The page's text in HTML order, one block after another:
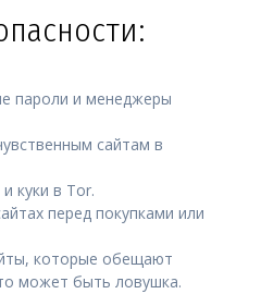
пароли и менеджеры
сайтам в
куки в Tor.
перед покупками или
которые обещают
может быть ловушка.